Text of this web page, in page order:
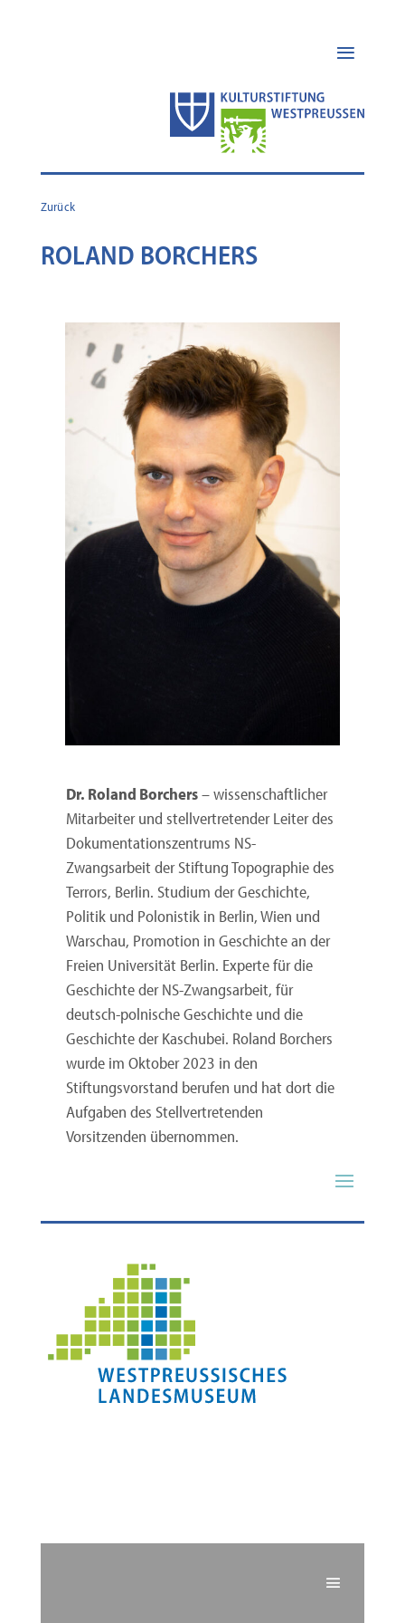
Zurück
ROLAND BORCHERS
Dr. Roland Borchers– wissenschaftlicher
Mitarbeiter und stellvertretender Leiter des
Dokumentationszentrums NS-
Zwangsarbeit der Stiftung Topographie des
Terrors, Berlin. Studium der Geschichte,
Politik und Polonistik in Berlin, Wien und
Warschau, Promotion in Geschichte an der
Freien Universität Berlin. Experte für die
Geschichte der NS-Zwangsarbeit, für
deutsch-polnische Geschichte und die
Geschichte der Kaschubei. Roland Borchers
wurde im Oktober 2023 in den
Stiftungsvorstand berufen und hat dort die
Aufgaben des Stellvertretenden
Vorsitzenden übernommen.